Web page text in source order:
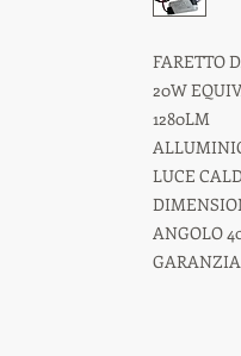
FARETTO
20W
1280LM
LUCE
ANGOLO